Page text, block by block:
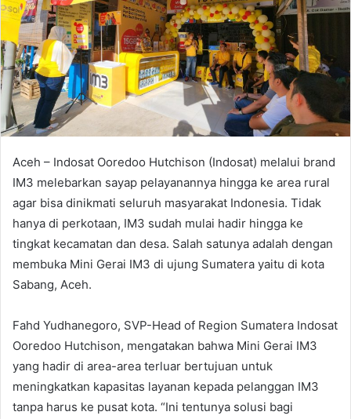
Aceh – Indosat Ooredoo Hutchison (Indosat) melalui brand
IM3 melebarkan sayap pelayanannya hingga ke area rural
agar bisa dinikmati seluruh masyarakat Indonesia. Tidak
hanya di perkotaan, IM3 sudah mulai hadir hingga ke
tingkat kecamatan dan desa. Salah satunya adalah dengan
membuka Mini Gerai IM3 di ujung Sumatera yaitu di kota
Sabang, Aceh.
Fahd Yudhanegoro, SVP-Head of Region Sumatera Indosat
Ooredoo Hutchison, mengatakan bahwa Mini Gerai IM3
yang hadir di area-area terluar bertujuan untuk
meningkatkan kapasitas layanan kepada pelanggan IM3
tanpa harus ke pusat kota. “Ini tentunya solusi bagi